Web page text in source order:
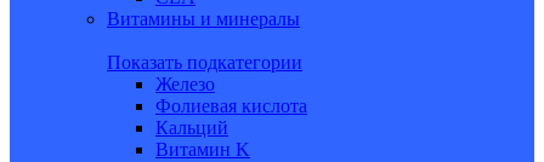
Витамины и минералы
Показать подкатегории
Железо
Фолиевая кислота
Кальций
Витамин K